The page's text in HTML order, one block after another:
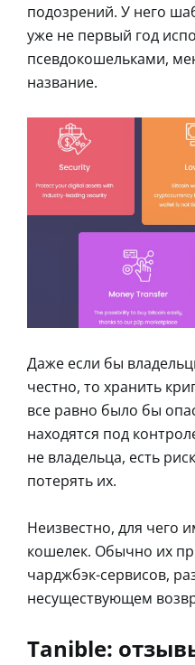
подозрений. У него
уже не первый год
псевдокошельками,
название.
Даже если бы
честно, то хранить
все равно было бы
находятся под
не владельца, есть
потерять их.
Неизвестно, для чего
кошелек. Обычно их
чарджбэк-сервисов,
несуществующем
Tanible: